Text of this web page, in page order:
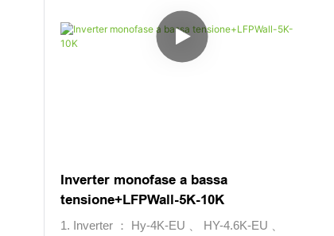
Inverter monofase a bassa
tensione+LFPWall-5K-10K
1. Inverter ： Hy-4K-EU 、 HY-4.6K-EU 、